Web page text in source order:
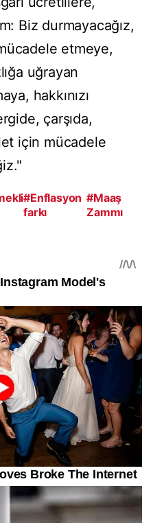
Biz durmayacağız,
etmeye,
uğrayan
hakkınızı
çarşıda,
için mücadele
#Enflasyon
farkı
#Maaş
Zammı